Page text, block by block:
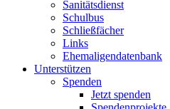
Sanitätsdienst
Schulbus
Schließfächer
Links
Ehemaligendatenbank
Unterstützen
Spenden
Jetzt spenden